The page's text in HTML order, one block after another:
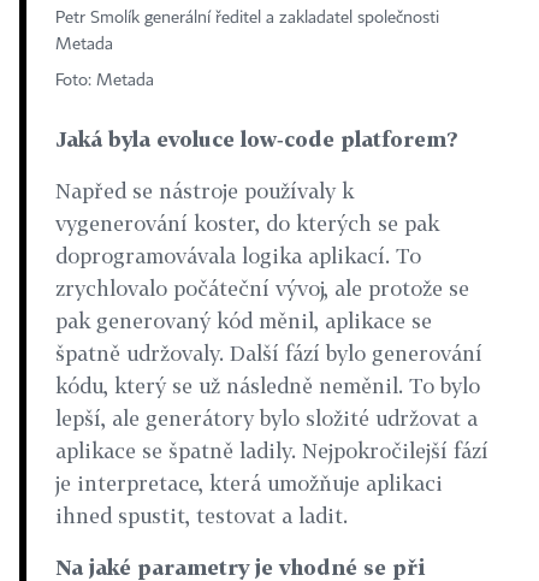
Petr Smolík generální ředitel a zakladatel společnosti
Metada
Foto: Metada
Jaká byla evoluce low‑code platforem?
Napřed se nástroje používaly k
vygenerování koster, do kterých se pak
doprogramovávala logika aplikací. To
zrychlovalo počáteční vývoj, ale protože se
pak generovaný kód měnil, aplikace se
špatně udržovaly. Další fází bylo generování
kódu, který se už následně neměnil. To bylo
lepší, ale generátory bylo složité udržovat a
aplikace se špatně ladily. Nejpokročilejší fází
je interpretace, která umožňuje aplikaci
ihned spustit, testovat a ladit.
Na jaké parametry je vhodné se při